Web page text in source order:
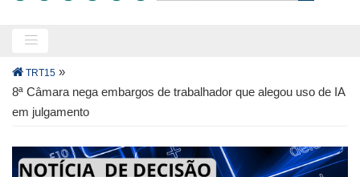
Trilha
de
navegação
TRT15 »
8ª Câmara nega embargos de trabalhador que alegou uso de IA
em julgamento